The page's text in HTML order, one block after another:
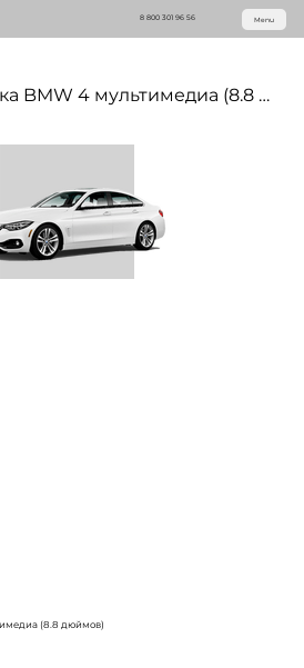
8 800 301 96 56 Menu
Cтатическая пленка BMW 4 мультимедиа (8.8 дюймов)
(8.8 дюймов)